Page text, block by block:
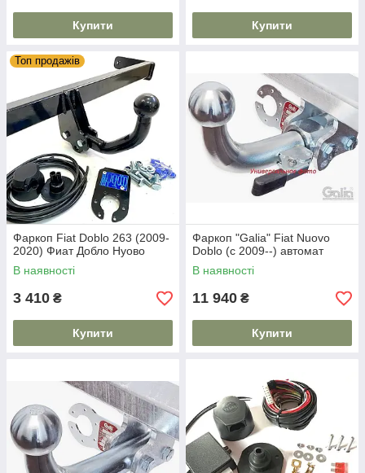
Купити Купити
Топ продажів
Фаркоп Fiat Doblo 263 (2009-
2020) Фиат Добло Нуово
В наявності
3 410 ₴
Купити
Фаркоп "Galia" Fiat Nuovo
Doblo (c 2009--) автомат
В наявності
11 940 ₴
Купити